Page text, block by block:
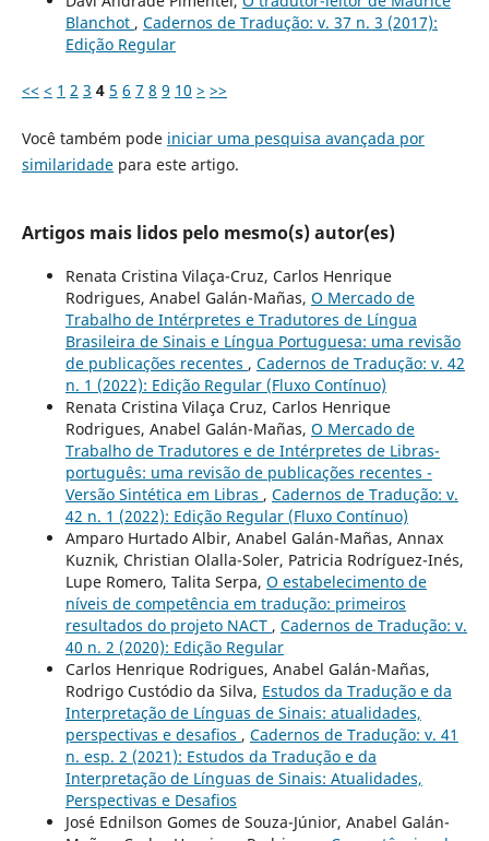
Blanchot , Cadernos de Tradução: v. 37 n. 3 (2017):
Edição Regular
<< < 1 2 3 4 5 6 7 8 9 10 > >>
Você também pode iniciar uma pesquisa avançada por
similaridadepara este artigo.
Artigos mais lidos pelo mesmo(s) autor(es)
Renata Cristina Vilaça-Cruz, Carlos Henrique
Rodrigues, Anabel Galán-Mañas, O Mercado de
Trabalho de Intérpretes e Tradutores de Língua
Brasileira de Sinais e Língua Portuguesa: uma revisão
de publicações recentes , Cadernos de Tradução: v. 42
n. 1 (2022): Edição Regular (Fluxo Contínuo)
Renata Cristina Vilaça Cruz, Carlos Henrique
Rodrigues, Anabel Galán-Mañas, O Mercado de
Trabalho de Tradutores e de Intérpretes de Libras-
português: uma revisão de publicações recentes -
Versão Sintética em Libras , Cadernos de Tradução: v.
42 n. 1 (2022): Edição Regular (Fluxo Contínuo)
Amparo Hurtado Albir, Anabel Galán-Mañas, Annax
Kuznik, Christian Olalla-Soler, Patricia Rodríguez-Inés,
Lupe Romero, Talita Serpa, O estabelecimento de
níveis de competência em tradução: primeiros
resultados do projeto NACT , Cadernos de Tradução: v.
40 n. 2 (2020): Edição Regular
Carlos Henrique Rodrigues, Anabel Galán-Mañas,
Rodrigo Custódio da Silva, Estudos da Tradução e da
Interpretação de Línguas de Sinais: atualidades,
perspectivas e desafios , Cadernos de Tradução: v. 41
n. esp. 2 (2021): Estudos da Tradução e da
Interpretação de Línguas de Sinais: Atualidades,
Perspectivas e Desafios
José Ednilson Gomes de Souza-Júnior, Anabel Galán-